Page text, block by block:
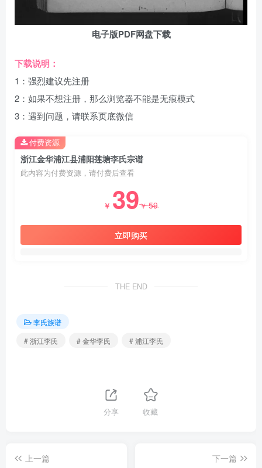
电子版PDF网盘下载
下载说明：
1：强烈建议先注册
2：如果不想注册，那么浏览器不能是无痕模式
3：遇到问题，请联系页底微信
浙江金华浦江县浦阳莲塘李氏宗谱
此内容为付费资源，请付费后查看
￥ 39￥59
立即购买
付费资源
THE END
李氏族谱
# 浙江李氏
# 金华李氏 # 浦江李氏
分享 收藏
上一篇
下一篇